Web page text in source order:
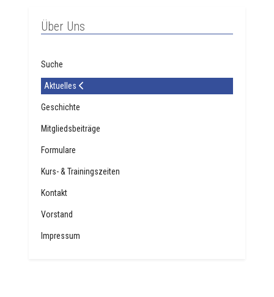
Über Uns
Suche
Aktuelles
Geschichte
Mitgliedsbeiträge
Formulare
Kurs- & Trainingszeiten
Kontakt
Vorstand
Impressum